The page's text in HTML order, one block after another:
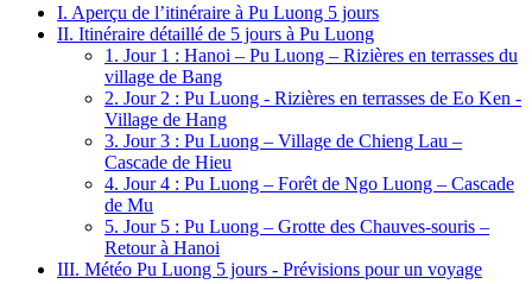
I. Aperçu de l’itinéraire à Pu Luong 5 jours
II. Itinéraire détaillé de 5 jours à Pu Luong
1. Jour 1 : Hanoi – Pu Luong – Rizières en terrasses du
village de Bang
2. Jour 2 : Pu Luong - Rizières en terrasses de Eo Ken -
Village de Hang
3. Jour 3 : Pu Luong – Village de Chieng Lau –
Cascade de Hieu
4. Jour 4 : Pu Luong – Forêt de Ngo Luong – Cascade
de Mu
5. Jour 5 : Pu Luong – Grotte des Chauves-souris –
Retour à Hanoi
III. Météo Pu Luong 5 jours - Prévisions pour un voyage